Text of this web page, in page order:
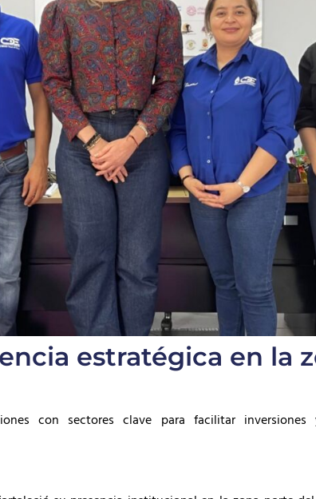
estratégica en la
con sectores clave para facilitar inversiones